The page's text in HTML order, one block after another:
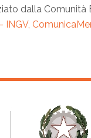
dalla
INGV,